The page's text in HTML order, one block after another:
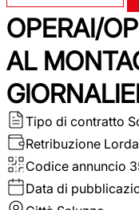
OPERAI/
AL
Tipo di contratto
Retribuzione Lorda
Codice annuncio
Data di